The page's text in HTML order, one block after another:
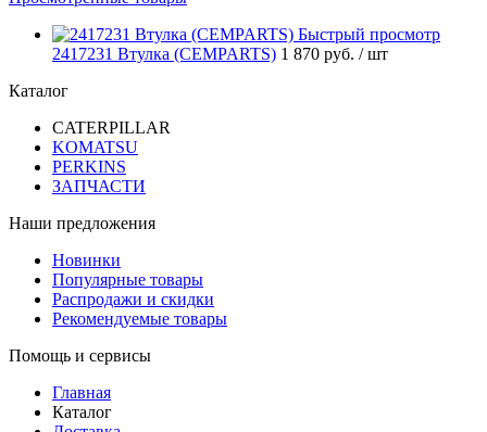
Быстрый просмотр
2417231 Втулка (CEMPARTS) 1 870 руб. / шт
Каталог
CATERPILLAR
KOMATSU
PERKINS
ЗАПЧАСТИ
Наши предложения
Новинки
Популярные товары
Распродажи и скидки
Рекомендуемые товары
Помощь и сервисы
Главная
Каталог